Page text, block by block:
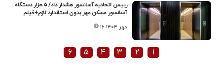
رییس اتحادیه آسانسور هشدار داد/ ۵ هزار دستگاه
آسانسور مسکن مهر بدون استاندارد لازم+فیلم
۱۶ مهر ۱۴۰۴
۱ ۲ ۳ ۴ ۵ ۶